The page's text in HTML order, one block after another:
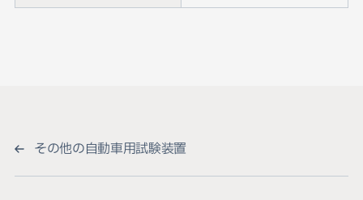
その他の自動車用試験装置